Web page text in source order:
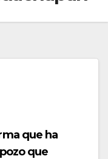
que ha
que